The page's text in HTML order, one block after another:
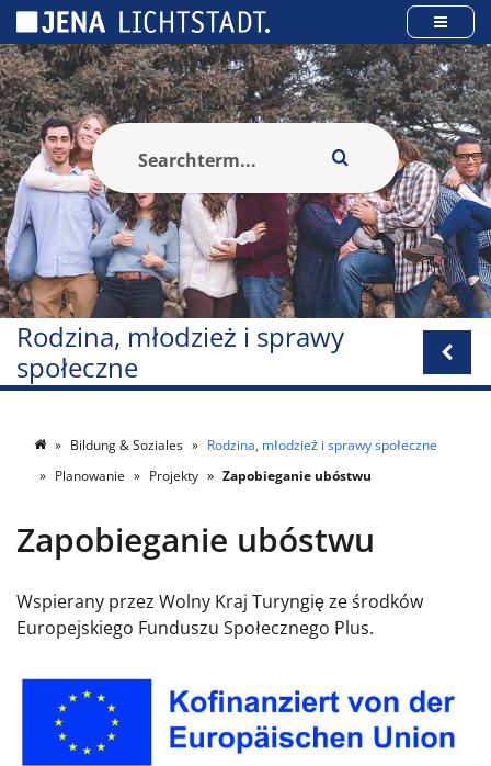
Rodzina, młodzież i sprawy
społeczne
Bildung & Soziales
Rodzina, młodzież i sprawy społeczne
Planowanie
Projekty Zapobieganie ubóstwu
Zapobieganie ubóstwu
Wspierany przez Wolny Kraj Turyngię ze środków
Europejskiego Funduszu Społecznego Plus.
Panel zarządzania plikami cookies